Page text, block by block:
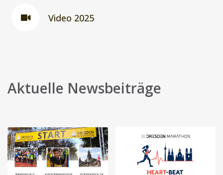
Video 2025
Aktuelle Newsbeiträge